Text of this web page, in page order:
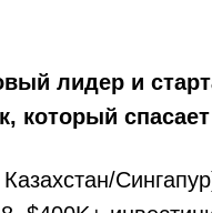
лидер и
который